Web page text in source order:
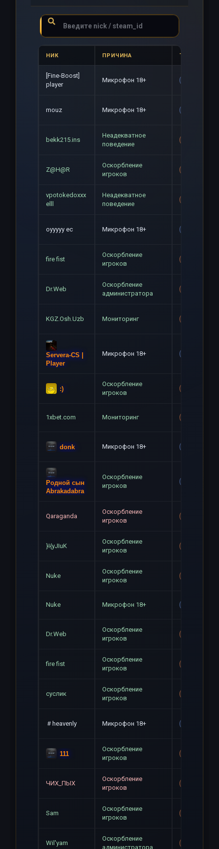
НИК ПРИЧИНА ТИП
[Fine-Boost]
player
Микрофон 18+
mouz Микрофон 18+
bekk215.ins
Неадекватное
поведение
Z@H@R
Оскорбление
игроков
vpotokedoxxx
elll
Неадекватное
поведение
оууууу ес Микрофон 18+
fire fist
Оскорбление
игроков
Dr.Web
Оскорбление
администратора
KGZ.Osh.Uzb Мониторинг
Servera-CS |
Player
Микрофон 18+
:)
Оскорбление
игроков
1xbet.com Мониторинг
donk Микрофон 18+
Родной сын
Abrakadabra
Оскорбление
игроков
Qaraganda
Оскорбление
игроков
}I{yJIuK
Оскорбление
игроков
Nuke
Оскорбление
игроков
Nuke Микрофон 18+
Dr.Web
Оскорбление
игроков
fire fist
Оскорбление
игроков
суслик
Оскорбление
игроков
＃heavenly Микрофон 18+
111
Оскорбление
игроков
ЧИХ_ПЫХ
Оскорбление
игроков
Sam
Оскорбление
игроков
Wil'yam
Оскорбление
администратора